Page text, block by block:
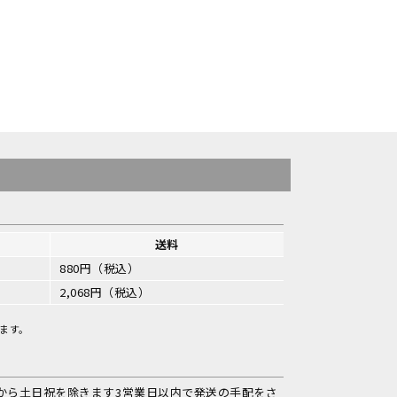
送料
880円（税込）
2,068円（税込）
。
土日祝を除きます3営業日以内で発送の手配をさ